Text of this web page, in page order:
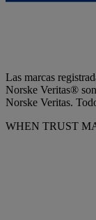
Las marcas
Norske Veritas®
Norske Veritas.
WHEN TRUST